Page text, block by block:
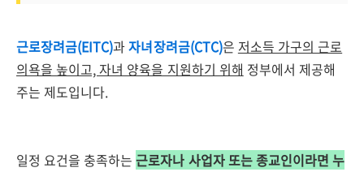
근로장려금(EITC)과자녀장려금(CTC)은 저소득 가구의 근로
의욕을 높이고, 자녀 양육을 지원하기 위해 정부에서 제공해
주는 제도입니다.
일정 요건을 충족하는근로자나 사업자 또는 종교인이라면 누